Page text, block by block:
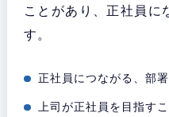
ことがあり、正社員に
す。
正社員につながる、部
上司が正社員を目指す